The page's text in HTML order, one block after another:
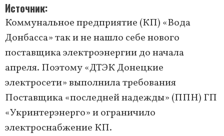
Источник
Коммунальное предприятие (КП) «Вода
Донбасса» так и не нашло себе нового
поставщика электроэнергии до начала
апреля. Поэтому «ДТЭК Донецкие
электросети» выполнила требования
Поставщика «последней надежды» (ППН) ГП
«Укринтерэнерго» и ограничило
электроснабжение КП.